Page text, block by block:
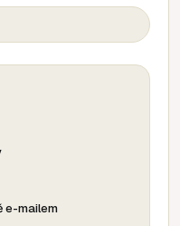
co země mohla
Ameriky. Hrajte sami
Game Studios.
pustině
už cestujete sami,
jedinečné
e-mailem